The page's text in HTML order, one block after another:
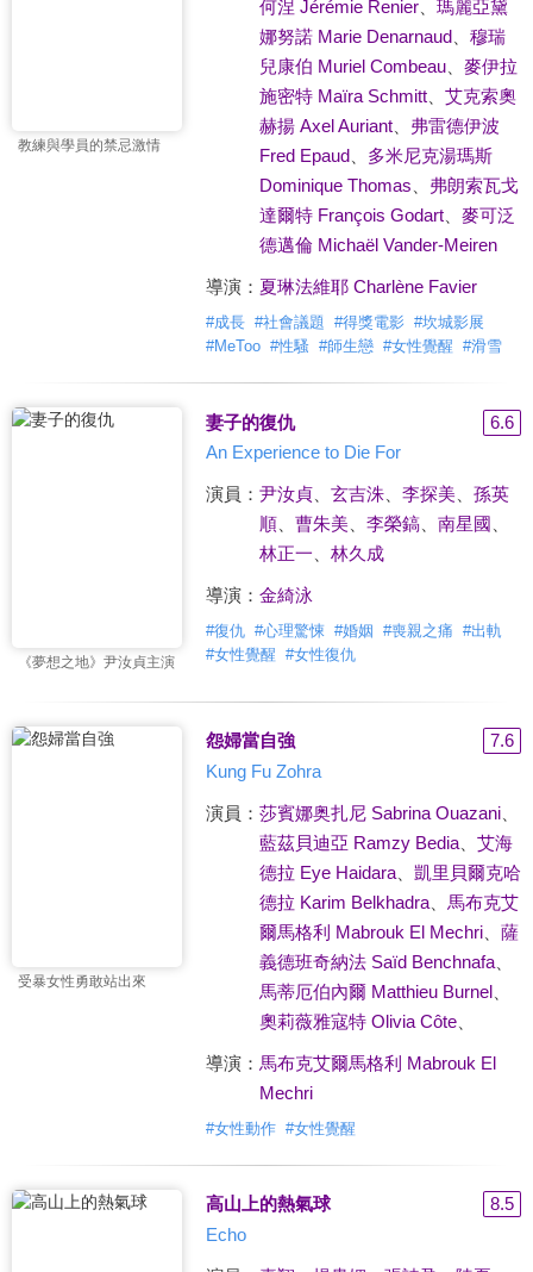
教練與學員的禁忌激情
何涅 Jérémie Renier、 瑪麗亞黛
娜努諾 Marie Denarnaud、 穆瑞
兒康伯 Muriel Combeau、 麥伊拉
施密特 Maïra Schmitt、 艾克索奧
赫揚 Axel Auriant、 弗雷德伊波
Fred Epaud、 多米尼克湯瑪斯
Dominique Thomas
弗朗索瓦戈
達爾特 François Godart、 麥可泛
德邁倫 Michaël Vander-Meiren
導演： 夏琳法維耶 Charlène Favier
#成長 #社會議題 #得獎電影 #坎城影展
#MeToo #性騷 #師生戀 #女性覺醒 #滑雪
《夢想之地》尹汝貞主演
妻子的復仇
6.6
An Experience to Die For
演員： 尹汝貞、 玄吉洙、 李探美、 孫英
順、 曹朱美、 李榮鎬、 南星國
林正一
林久成
導演： 金綺泳
#復仇 #心理驚悚 #婚姻 #喪親之痛 #出軌
#女性覺醒 #女性復仇
受暴女性勇敢站出來
怨婦當自強
7.6
Kung Fu Zohra
演員： 莎賓娜奥扎尼 Sabrina Ouazani、
藍茲貝迪亞 Ramzy Bedia、 艾海
德拉 Eye Haidara、 凱里貝爾克哈
德拉 Karim Belkhadra、 馬布克艾
爾馬格利 Mabrouk El Mechri、 薩
義德班奇納法 Saïd Benchnafa、
馬蒂厄伯內爾 Matthieu Burnel、
奧莉薇雅寇特 Olivia Côte、
導演： 馬布克艾爾馬格利 Mabrouk El
Mechri
#女性動作 #女性覺醒
高山上的熱氣球
8.5
Echo